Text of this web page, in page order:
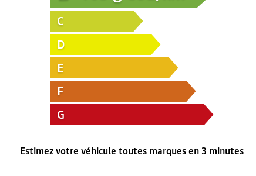
C
D
E
F
G
Estimez votre véhicule toutes marques en 3 minutes